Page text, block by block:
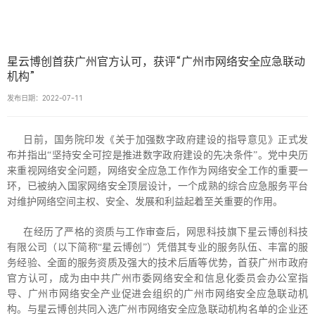
星云博创首获广州官方认可，获评“广州市网络安全应急联动
机构”
发布日期：2022-07-11
日前，国务院印发《关于加强数字政府建设的指导意见》正式发
布并指出“坚持安全可控是推进数字政府建设的先决条件”。党中央历
来重视网络安全问题，网络安全应急工作作为网络安全工作的重要一
环，已被纳入国家网络安全顶层设计，一个成熟的综合应急服务平台
对维护网络空间主权、安全、发展和利益起着至关重要的作用。
在经历了严格的资质与工作审查后，网思科技旗下星云博创科技
有限公司（以下简称“星云博创”）凭借其专业的服务队伍、丰富的服
务经验、全面的服务资质及强大的技术后盾等优势，首获广州市政府
官方认可，成为由中共广州市委网络安全和信息化委员会办公室指
导、广州市网络安全产业促进会组织的广州市网络安全应急联动机
构。与星云博创共同入选广州市网络安全应急联动机构名单的企业还